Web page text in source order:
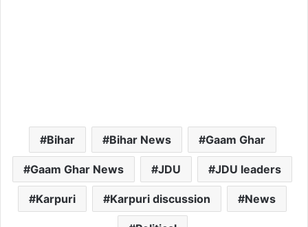
Bihar Bihar News Gaam Ghar
Gaam Ghar News JDU JDU leaders
Karpuri Karpuri discussion News